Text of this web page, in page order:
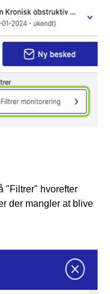
"Filtrer" hvorefter
der mangler at blive